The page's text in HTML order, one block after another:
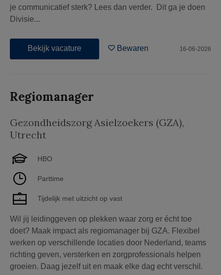
je communicatief sterk? Lees dan verder. Dit ga je doen
Divisie...
Bekijk vacature Bewaren 16-06-2026
Regiomanager
Gezondheidszorg Asielzoekers (GZA),
Utrecht
HBO
Parttime
Tijdelijk met uitzicht op vast
Wil jij leidinggeven op plekken waar zorg er écht toe
doet? Maak impact als regiomanager bij GZA. Flexibel
werken op verschillende locaties door Nederland, teams
richting geven, versterken en zorgprofessionals helpen
groeien. Daag jezelf uit en maak elke dag echt verschil.